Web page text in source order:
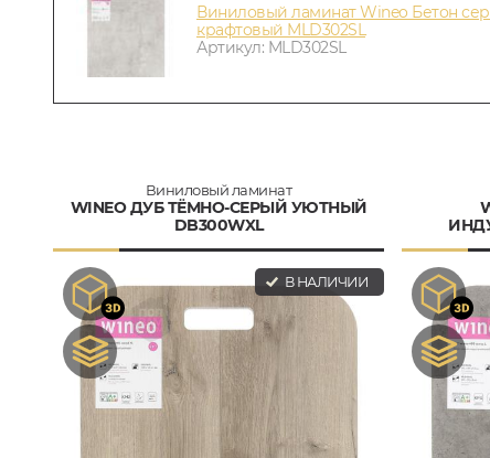
Виниловый ламинат Wineo Бетон
крафтовый MLD302SL
Артикул: MLD302SL
Виниловый ламинат
WINEO ДУБ ТЁМНО-СЕРЫЙ УЮТНЫЙ
DB300WXL
В НАЛИЧИИ